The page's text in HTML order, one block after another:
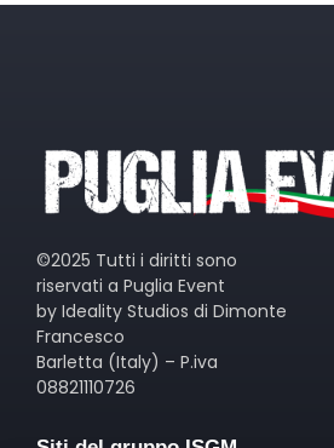
©2025 Tutti i diritti sono
riservati a Puglia Event
by Ideality Studios di Dimonte
Francesco
Barletta (Italy) – P.iva
08821110726